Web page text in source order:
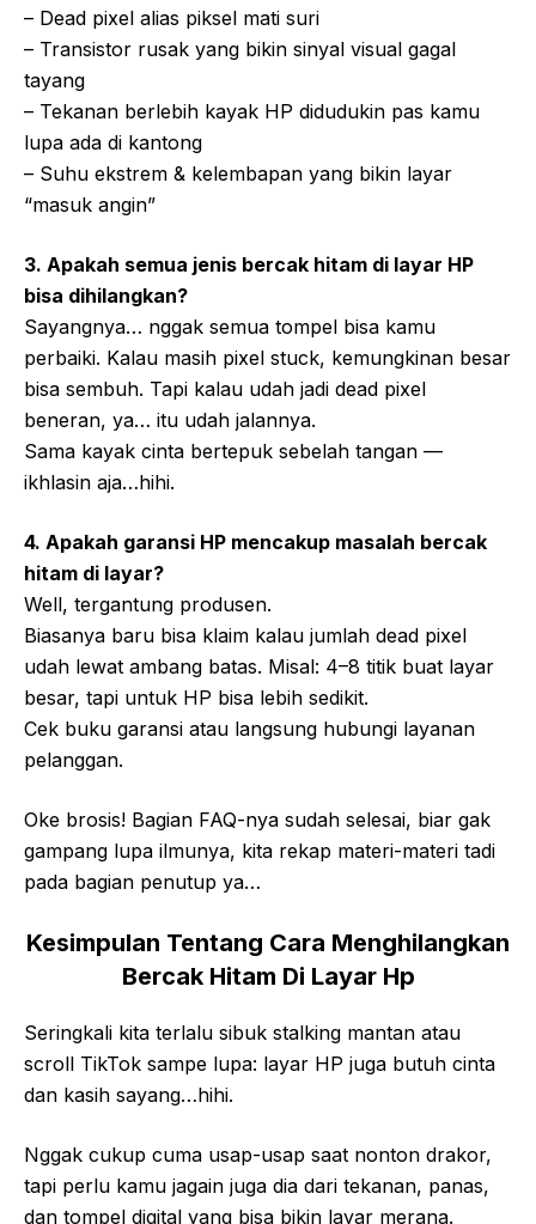
– Dead pixel alias piksel mati suri
– Transistor rusak yang bikin sinyal visual gagal
tayang
– Tekanan berlebih kayak HP didudukin pas kamu
lupa ada di kantong
– Suhu ekstrem & kelembapan yang bikin layar
“masuk angin”
3. Apakah semua jenis bercak hitam di layar HP
bisa dihilangkan?
Sayangnya… nggak semua tompel bisa kamu
perbaiki. Kalau masih pixel stuck, kemungkinan besar
bisa sembuh. Tapi kalau udah jadi dead pixel
beneran, ya… itu udah jalannya.
Sama kayak cinta bertepuk sebelah tangan —
ikhlasin aja…hihi.
4. Apakah garansi HP mencakup masalah bercak
hitam di layar?
Well, tergantung produsen.
Biasanya baru bisa klaim kalau jumlah dead pixel
udah lewat ambang batas. Misal: 4–8 titik buat layar
besar, tapi untuk HP bisa lebih sedikit.
Cek buku garansi atau langsung hubungi layanan
pelanggan.
Oke brosis! Bagian FAQ-nya sudah selesai, biar gak
gampang lupa ilmunya, kita rekap materi-materi tadi
pada bagian penutup ya…
Kesimpulan Tentang Cara Menghilangkan
Bercak Hitam Di Layar Hp
Seringkali kita terlalu sibuk stalking mantan atau
scroll TikTok sampe lupa: layar HP juga butuh cinta
dan kasih sayang…hihi.
Nggak cukup cuma usap-usap saat nonton drakor,
tapi perlu kamu jagain juga dia dari tekanan, panas,
dan tompel digital yang bisa bikin layar merana.